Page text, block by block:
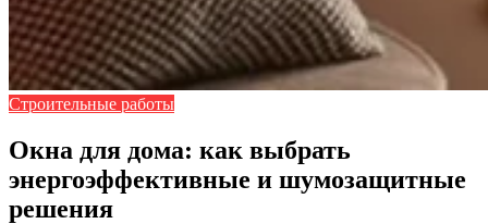
Строительные работы
Окна для дома: как выбрать
энергоэффективные и шумозащитные
решения